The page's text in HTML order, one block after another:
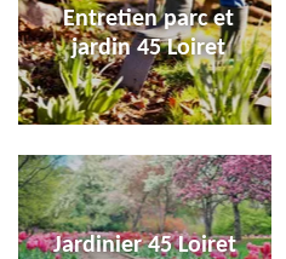
Entretien parc et
jardin 45 Loiret
Jardinier 45 Loiret